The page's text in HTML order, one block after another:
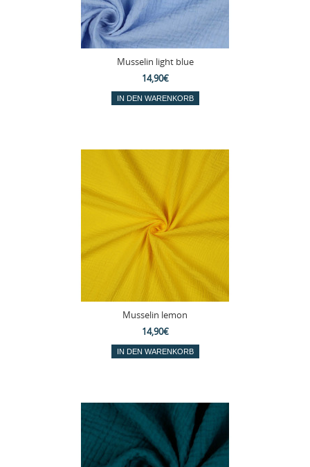
Musselin light blue
14,90€
Musselin lemon
14,90€